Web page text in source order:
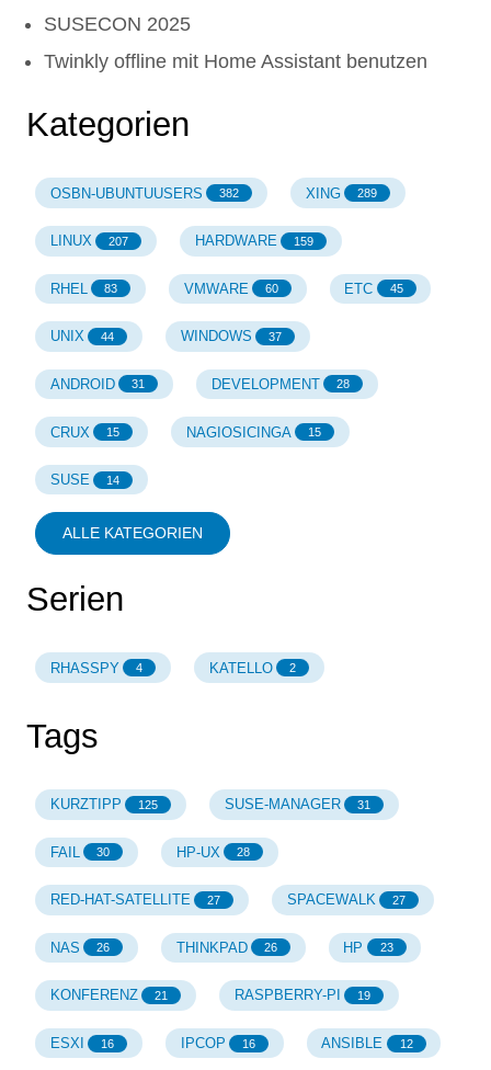
SUSECON 2025
Twinkly offline mit Home Assistant benutzen
Kategorien
OSBN-UBUNTUUSERS 382 XING 289
LINUX 207 HARDWARE 159
RHEL 83 VMWARE 60 ETC 45
UNIX 44 WINDOWS 37
ANDROID 31 DEVELOPMENT 28
CRUX 15 NAGIOSICINGA 15
SUSE 14
ALLE KATEGORIEN
Serien
RHASSPY 4 KATELLO 2
Tags
KURZTIPP 125 SUSE-MANAGER 31
FAIL 30 HP-UX 28
RED-HAT-SATELLITE 27 SPACEWALK 27
NAS 26 THINKPAD 26 HP 23
KONFERENZ 21 RASPBERRY-PI 19
ESXI 16 IPCOP 16 ANSIBLE 12